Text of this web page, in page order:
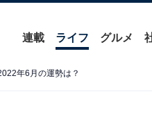
連載 ライフ グルメ
年6月の運勢は？